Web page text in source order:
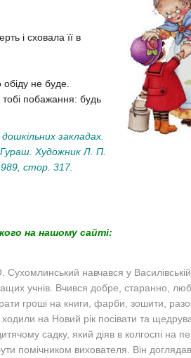
і сховала її в
не буде.
побажання: будь
закладах.
Художник Л. П.
стор. 317.
на нашому сайті:
навчався у Василівській
учнів. Вчився добре, старанно,
гроші на книги, фарби, зошити,
на Новий рік посівати та
садку, який діяв в колгоспі на
помічником вихователя. Він